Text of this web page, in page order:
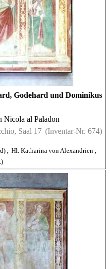
Godehard und Dominikus
Nicola al Paladon
Saal 17 (Inventar-Nr. 674)
, Hl. Katharina von Alexandrien ,